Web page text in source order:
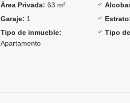
Área Privada: 63 m²
Garaje: 1
Tipo de inmueble:
Apartamento
Tipo